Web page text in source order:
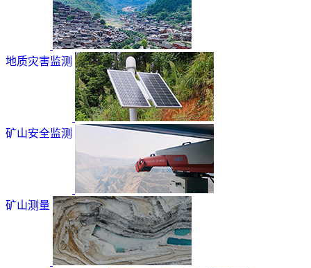
地质灾害监测
矿山安全监测
矿山测量